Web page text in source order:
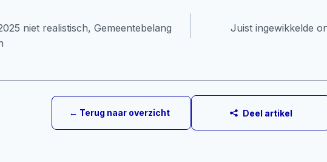
niet realistisch, Gemeentebelang
Juist ingewikkelde
← Terug naar overzicht Deel artikel